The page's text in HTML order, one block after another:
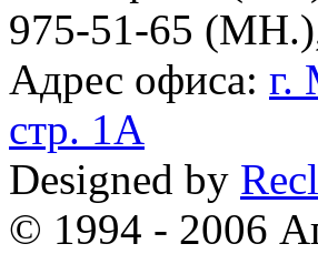
975-51-65
Адрес офиса: г.
стр. 1А
Designed by
© 1994 - 2006